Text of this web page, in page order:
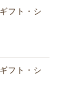
フト・シ
フト・シ